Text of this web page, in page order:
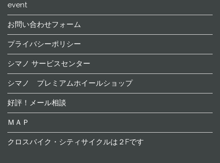
event
お問い合わせフォーム
プライバシーポリシー
シマノ サービスセンター
シマノ プレミアムホイールショップ
好評！メール相談
ＭＡＰ
クロスバイク・シティサイクルは２Fです